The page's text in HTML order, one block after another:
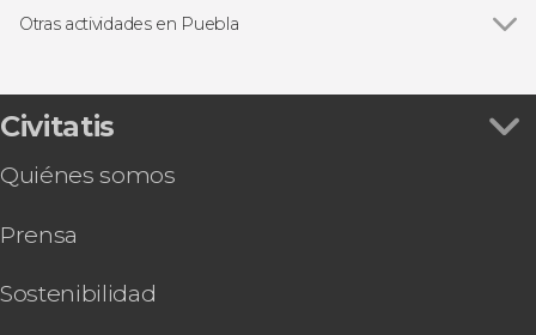
Excursiones de un día
Otras actividades en Puebla
Lucha libre mexicana
Autobús turístico de Puebla
Visita guiada por la Catedral de Puebla
Tour por el Museo Amparo y la Biblioteca
Tour en buggy por Atlixco y el volcán
Civitatis
Quiénes somos
Prensa
Sostenibilidad